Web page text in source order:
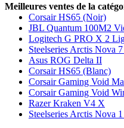
Meilleures ventes de la
Corsair HS65 (Noir)
JBL Quantum 100M2
Logitech G PRO X 2
Steelseries Arctis Nova
Asus ROG Delta II
Corsair HS65 (Blanc)
Corsair Gaming Void
Corsair Gaming Void
Razer Kraken V4 X
Steelseries Arctis Nova